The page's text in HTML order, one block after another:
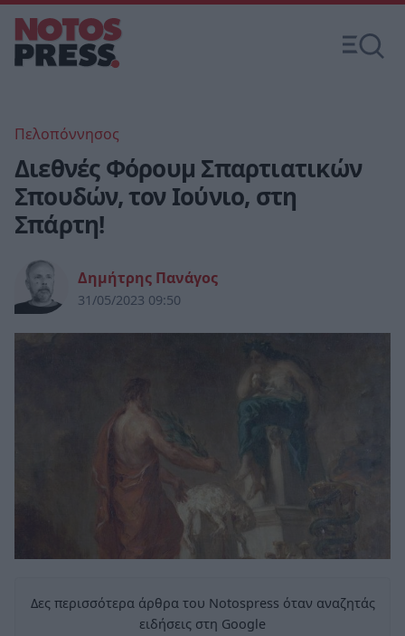
Πελοπόννησος
Διεθνές Φόρουμ Σπαρτιατικών
Σπουδών, τον Ιούνιο, στη
Σπάρτη!
Δημήτρης Πανάγος
31/05/2023 09:50
Δες περισσότερα άρθρα του Notospress όταν αναζητάς
ειδήσεις στη Google